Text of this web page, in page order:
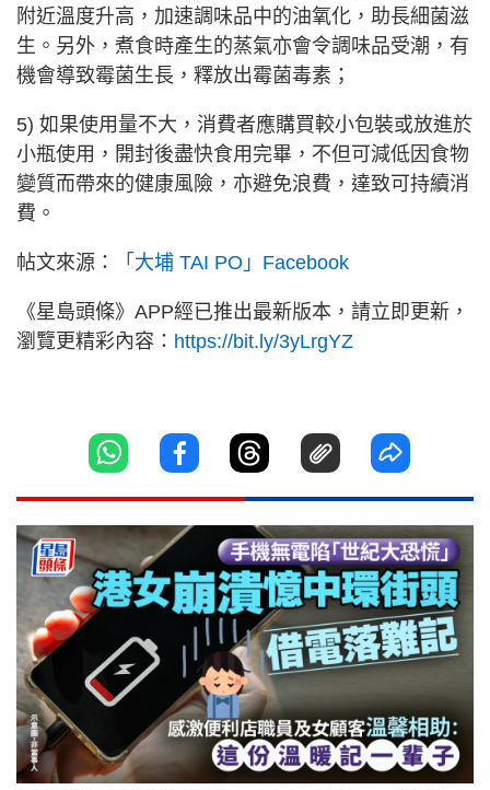
附近溫度升高，加速調味品中的油氧化，助長細菌滋
生。另外，煮食時產生的蒸氣亦會令調味品受潮，有
機會導致霉菌生長，釋放出霉菌毒素；
5) 如果使用量不大，消費者應購買較小包裝或放進於
小瓶使用，開封後盡快食用完畢，不但可減低因食物
變質而帶來的健康風險，亦避免浪費，達致可持續消
費。
帖文來源： 「大埔 TAI PO」Facebook
《星島頭條》APP經已推出最新版本，請立即更新，
瀏覽更精彩內容： https://bit.ly/3yLrgYZ